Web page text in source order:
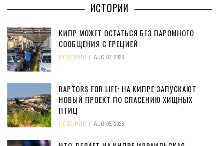
ИСТОРИИ
КИПР МОЖЕТ ОСТАТЬСЯ БЕЗ ПАРОМНОГО
СООБЩЕНИЯ С ГРЕЦИЕЙ
ИСТОРИИ AUG 07, 2026
RAPTORS FOR LIFE: НА КИПРЕ ЗАПУСКАЮТ
НОВЫЙ ПРОЕКТ ПО СПАСЕНИЮ ХИЩНЫХ
ПТИЦ
ИСТОРИИ AUG 05, 2026